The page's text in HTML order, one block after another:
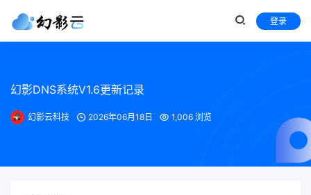
登录
幻影DNS系统V1.6更新记录
幻影云科技 2026年06月18日 1,006 浏览